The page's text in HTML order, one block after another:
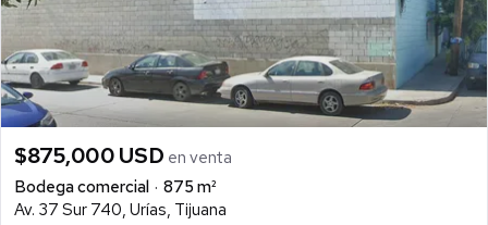
$875,000 USD en venta
Bodega comercial
875 m²
Av. 37 Sur 740, Urías, Tijuana